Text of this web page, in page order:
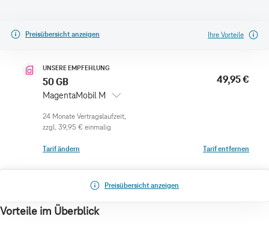
Preisübersicht anzeigen Ihre Vorteile
UNSERE EMPFEHLUNG
50 GB
MagentaMobil M
49,95 €
zzgl. 39,95 € einmalig
Tarif ändern Tarif entfernen
Preisübersicht anzeigen
Vorteile im Überblick